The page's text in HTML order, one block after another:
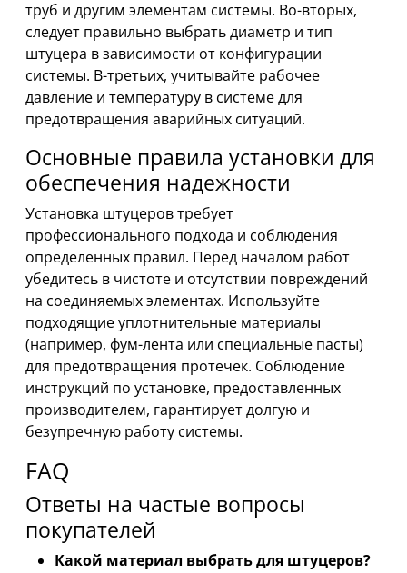
труб и другим элементам системы. Во-вторых,
следует правильно выбрать диаметр и тип
штуцера в зависимости от конфигурации
системы. В-третьих, учитывайте рабочее
давление и температуру в системе для
предотвращения аварийных ситуаций.
Основные правила установки для
обеспечения надежности
Установка штуцеров требует
профессионального подхода и соблюдения
определенных правил. Перед началом работ
убедитесь в чистоте и отсутствии повреждений
на соединяемых элементах. Используйте
подходящие уплотнительные материалы
(например, фум-лента или специальные пасты)
для предотвращения протечек. Соблюдение
инструкций по установке, предоставленных
производителем, гарантирует долгую и
безупречную работу системы.
FAQ
Ответы на частые вопросы
покупателей
Какой материал выбрать для штуцеров?